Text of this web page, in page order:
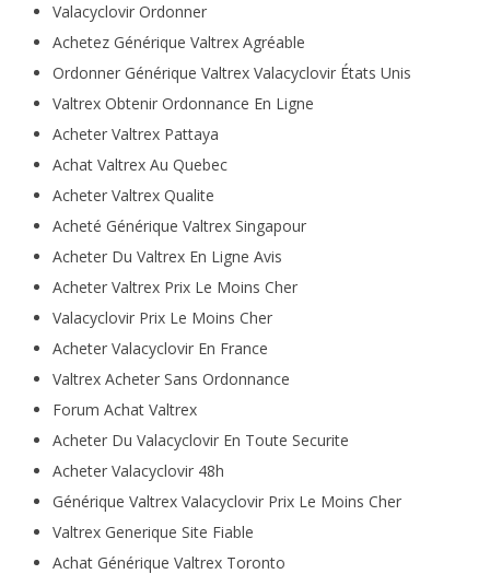
Valacyclovir Ordonner
Achetez Générique Valtrex Agréable
Ordonner Générique Valtrex Valacyclovir États Unis
Valtrex Obtenir Ordonnance En Ligne
Acheter Valtrex Pattaya
Achat Valtrex Au Quebec
Acheter Valtrex Qualite
Acheté Générique Valtrex Singapour
Acheter Du Valtrex En Ligne Avis
Acheter Valtrex Prix Le Moins Cher
Valacyclovir Prix Le Moins Cher
Acheter Valacyclovir En France
Valtrex Acheter Sans Ordonnance
Forum Achat Valtrex
Acheter Du Valacyclovir En Toute Securite
Acheter Valacyclovir 48h
Générique Valtrex Valacyclovir Prix Le Moins Cher
Valtrex Generique Site Fiable
Achat Générique Valtrex Toronto